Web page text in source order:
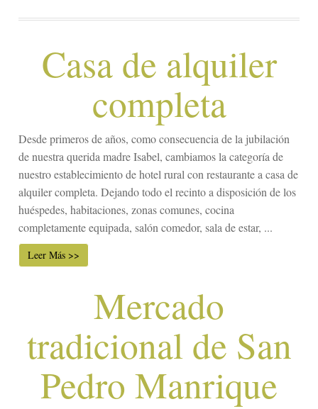
Casa de alquiler
completa
Desde primeros de años, como consecuencia de la jubilación
de nuestra querida madre Isabel, cambiamos la categoría de
nuestro establecimiento de hotel rural con restaurante a casa de
alquiler completa. Dejando todo el recinto a disposición de los
huéspedes, habitaciones, zonas comunes, cocina
completamente equipada, salón comedor, sala de estar, ...
Leer Más >>
Mercado
tradicional de San
Pedro Manrique